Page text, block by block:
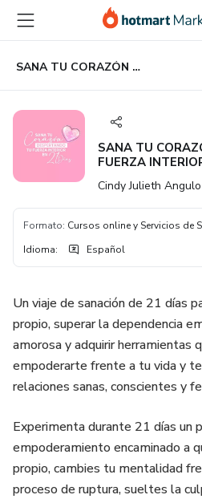
principal
página
de
página
SANA TU CORAZÓN DESPERTANDO TU FUERZA INTERIOR EN 21 DÍAS
SANA TU
FUERZA
Cindy Julieth
Formato: Cursos online y Servicios de
Idioma: Español
Un viaje de sanación de 21 días
propio, superar la dependencia
amorosa y adquirir herramientas
empoderarte frente a tu vida y
relaciones sanas, conscientes y
Experimenta durante 21 días un
empoderamiento encaminado a
propio, cambies tu mentalidad
proceso de ruptura, sueltes la